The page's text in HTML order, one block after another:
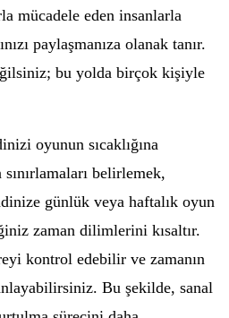
mücadele eden insanlarla
paylaşmanıza olanak tanır.
bu yolda birçok kişiyle
oyunun sıcaklığına
belirlemek,
günlük veya haftalık oyun
zaman dilimlerini kısaltır.
kontrol edebilir ve zamanın
Bu şekilde, sanal